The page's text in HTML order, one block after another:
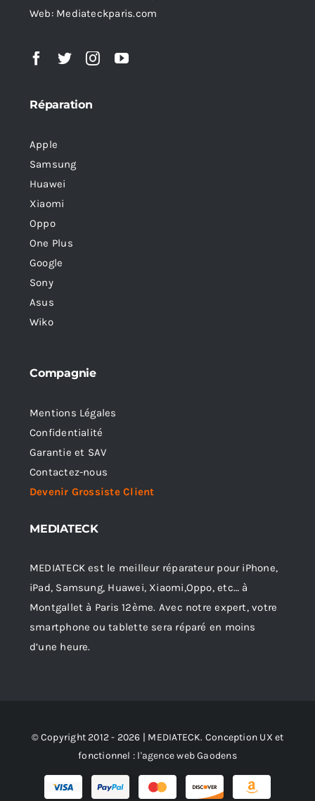
Web: Mediateckparis.com
Réparation
Apple
Samsung
Huawei
Xiaomi
Oppo
One Plus
Google
Sony
Asus
Wiko
Compagnie
Mentions Légales
Confidentialité
Garantie et SAV
Contactez-nous
Devenir Grossiste Client
MEDIATECK
MEDIATECK est le meilleur réparateur pour iPhone,
iPad, Samsung, Huawei, Xiaomi,Oppo, etc… à
Montgallet à Paris 12ème. Avec notre expert, votre
smartphone ou tablette sera réparé en moins
d’une heure.
© Copyright 2012 - 2026 | MEDIATECK. Conception UX et
fonctionnel : l'agence web Gaodens